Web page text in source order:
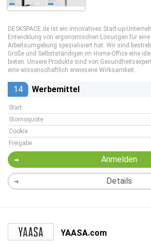
DESKSPACE.de ist ein innovatives Start-up-
Entwicklung von ergonomischen Lösungen für
Arbeitsumgebung spezialisiert hat. Wir sind
Größe und Selbstständigen im Home-Office eine
bieten. Unsere Produkte sind von
eine wissenschaftlich erwiesene Wirksamkeit.
14 Werbemittel
Start
Stornoquote
Cookie
Freigabe
Anmelden
Details
YAASA.com